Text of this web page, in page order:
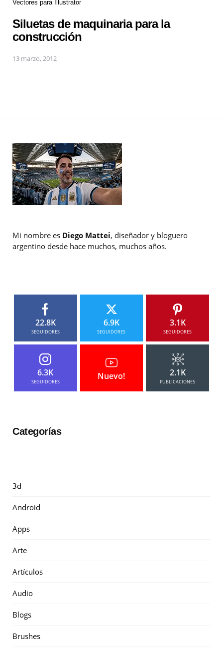
Vectores para Illustrator
Siluetas de maquinaria para la
construcción
13 marzo, 2012
Mi nombre es Diego Mattei, diseñador y bloguero
argentino desde hace muchos, muchos años.
22.8K
SEGUIDORES
6.9K
SEGUIDORES
3.1K
SEGUIDORES
6.3K
SEGUIDORES
Nuevo! 2.1K
PUBLICACIONES
Categorías
3d
Android
Apps
Arte
Artículos
Audio
Blogs
Brushes